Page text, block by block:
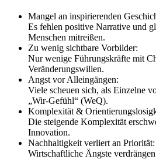
Mangel an inspirierenden
Es fehlen positive Narrative und
Menschen mitreißen.
Zu wenig sichtbare Vorbilder:
Nur wenige Führungskräfte mit
Veränderungswillen.
Angst vor Alleingängen:
Viele scheuen sich, als Einzelne
„Wir-Gefühl“ (WeQ).
Komplexität &
Die steigende Komplexität
Innovation.
Nachhaltigkeit verliert an Priorität:
Wirtschaftliche Ängste